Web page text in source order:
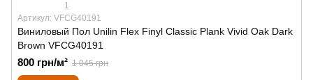
1
Артикул: VFCG40191
Виниловый Пол Unilin Flex Finyl Classic Plank Vivid Oak Dark
Brown VFCG40191
800 грн/м² 1 045 грн